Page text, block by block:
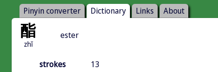
Pinyin converter Dictionary Links About
酯
zhǐ
ester
strokes
13